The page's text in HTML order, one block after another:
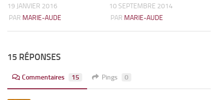
19 JANVIER 2016
PAR MARIE-AUDE
10 SEPTEMBRE 2014
PAR MARIE-AUDE
15 RÉPONSES
Commentaires 15 Pings 0